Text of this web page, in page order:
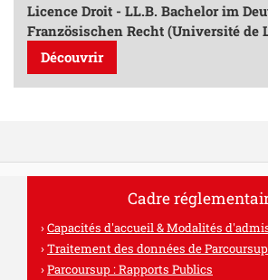
Licence Droit - LL.B. Bachelor im
Französischen Recht (Université de
Découvrir
Cadre
Capacités d'accueil & Modalités
Traitement des données de Parcoursup
Parcoursup : Rapports Publics